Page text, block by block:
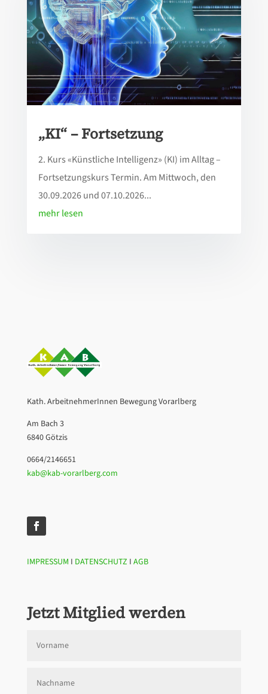
„KI“ – Fortsetzung
2. Kurs «Künstliche Intelligenz» (KI) im Alltag –
Fortsetzungskurs Termin. Am Mittwoch, den
30.09.2026 und 07.10.2026...
mehr lesen
Kath. ArbeitnehmerInnen Bewegung Vorarlberg
Am Bach 3
6840 Götzis
0664/2146651
kab@kab-vorarlberg.com
IMPRESSUM I DATENSCHUTZ I AGB
Jetzt Mitglied werden